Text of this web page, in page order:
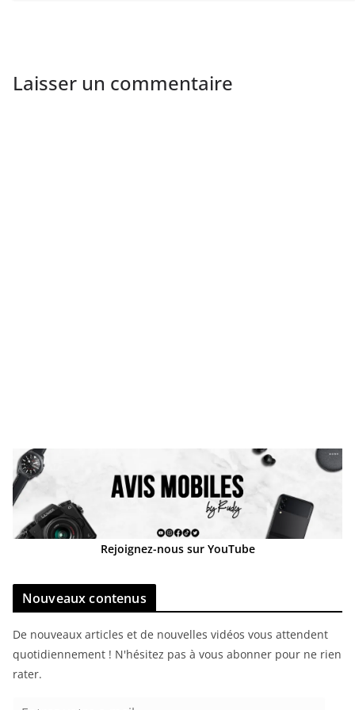
Laisser un commentaire
Rejoignez-nous sur YouTube
Nouveaux contenus
De nouveaux articles et de nouvelles vidéos vous attendent
quotidiennement ! N'hésitez pas à vous abonner pour ne rien
rater.